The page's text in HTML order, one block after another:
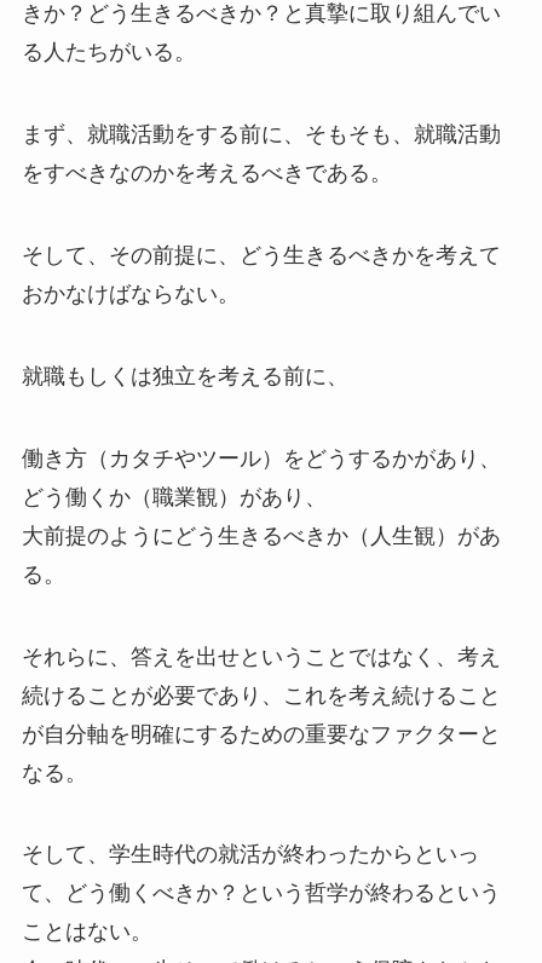
きか？どう生きるべきか？と真摯に取り組んでい
る人たちがいる。
まず、就職活動をする前に、そもそも、就職活動
をすべきなのかを考えるべきである。
そして、その前提に、どう生きるべきかを考えて
おかなけばならない。
就職もしくは独立を考える前に、
働き方（カタチやツール）
をどうするかがあり、
どう働くか（職業観） があり、
大前提のように どう生きるべきか（人生観） があ
る。
それらに、答えを出せということではなく、考え
続けることが必要であり、これを考え続けること
が自分軸を明確にするための重要なファクターと
なる。
そして、学生時代の就活が終わったからといっ
て、どう働くべきか？という哲学が終わるという
ことはない。